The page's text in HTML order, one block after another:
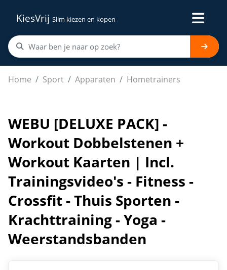
KiesVrij Slim kiezen en kopen
Home Sport Apparaten Hometrainers
WEBU [DELUXE PACK] - Workout Dobbelstenen +
WEBU [DELUXE PACK] -
Workout Dobbelstenen +
Workout Kaarten | Incl.
Trainingsvideo's - Fitness -
Crossfit - Thuis Sporten -
Krachttraining - Yoga -
Weerstandsbanden